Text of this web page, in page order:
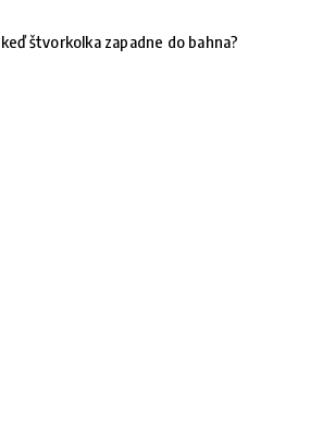
štvorkolka zapadne do bahna?